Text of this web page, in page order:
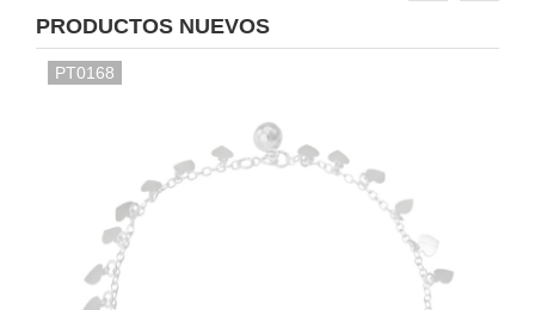
PRODUCTOS NUEVOS
PT0168